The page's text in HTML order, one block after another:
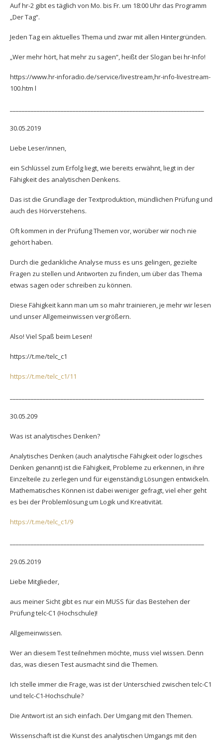
Auf hr-2 gibt es täglich von Mo. bis Fr. um 18:00 Uhr das Programm
„Der Tag“.
Jeden Tag ein aktuelles Thema und zwar mit allen Hintergründen.
„Wer mehr hört, hat mehr zu sagen“, heißt der Slogan bei hr-Info!
https://www.hr-inforadio.de/service/livestream,hr-info-livestream-
100.htm l
30.05.2019
Liebe Leser/innen,
ein Schlüssel zum Erfolg liegt, wie bereits erwähnt, liegt in der
Fähigkeit des analytischen Denkens.
Das ist die Grundlage der Textproduktion, mündlichen Prüfung und
auch des Hörverstehens.
Oft kommen in der Prüfung Themen vor, worüber wir noch nie
gehört haben.
Durch die gedankliche Analyse muss es uns gelingen, gezielte
Fragen zu stellen und Antworten zu finden, um über das Thema
etwas sagen oder schreiben zu können.
Diese Fähigkeit kann man um so mahr trainieren, je mehr wir lesen
und unser Allgemeinwissen vergrößern.
Also! Viel Spaß beim Lesen!
https://t.me/telc_c1
https://t.me/telc_c1/11
30.05.209
Was ist analytisches Denken?
Analytisches Denken (auch analytische Fähigkeit oder logisches
Denken genannt) ist die Fähigkeit, Probleme zu erkennen, in ihre
Einzelteile zu zerlegen und für eigenständig Lösungen entwickeln.
Mathematisches Können ist dabei weniger gefragt, viel eher geht
es bei der Problemlösung um Logik und Kreativität.
https://t.me/telc_c1/9
29.05.2019
Liebe Mitglieder,
aus meiner Sicht gibt es nur ein MUSS für das Bestehen der
Prüfung telc-C1 (Hochschule)!
Allgemeinwissen.
Wer an diesem Test teilnehmen möchte, muss viel wissen. Denn
das, was diesen Test ausmacht sind die Themen.
Ich stelle immer die Frage, was ist der Unterschied zwischen telc-C1
und telc-C1-Hochschule?
Die Antwort ist an sich einfach. Der Umgang mit den Themen.
Wissenschaft ist die Kunst des analytischen Umgangs mit den